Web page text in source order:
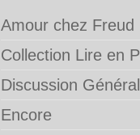
Amour chez Freud
Collection Lire en
Discussion
Encore